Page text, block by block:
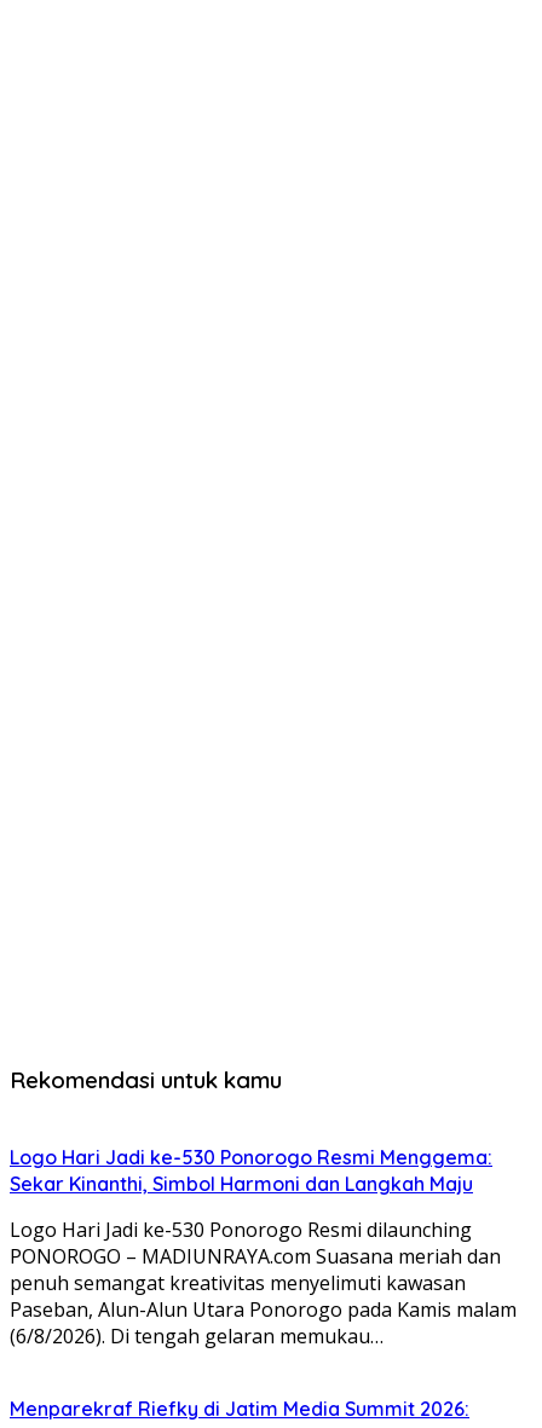
Rekomendasi untuk kamu
Logo Hari Jadi ke-530 Ponorogo Resmi Menggema:
Sekar Kinanthi, Simbol Harmoni dan Langkah Maju
Logo Hari Jadi ke-530 Ponorogo Resmi dilaunching
PONOROGO – MADIUNRAYA.com Suasana meriah dan
penuh semangat kreativitas menyelimuti kawasan
Paseban, Alun-Alun Utara Ponorogo pada Kamis malam
(6/8/2026). Di tengah gelaran memukau…
Menparekraf Riefky di Jatim Media Summit 2026: